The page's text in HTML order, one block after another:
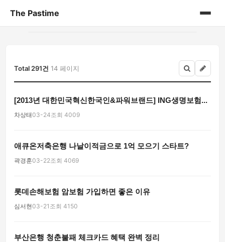
The Pastime
게시판
Total 291건 14 페이지
[2013년 대한민국혁신한국인&파워브랜드] ING생명보험...
차상태03-24조회 4009
애큐온저축은행 나날이적금으로 1억 모으기 스타트?
곽경훈03-22조회 4069
롯데손해보험 암보험 가입하면 좋은 이유
심서현03-21 조회 4150
부산은행 청춘불패 체크카드 혜택 완벽 정리